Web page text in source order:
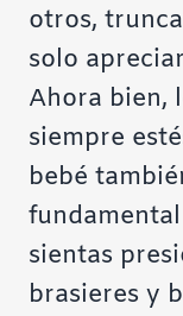
otros,
solo
Ahora bien,
siempre
bebé
sientas
brasieres y